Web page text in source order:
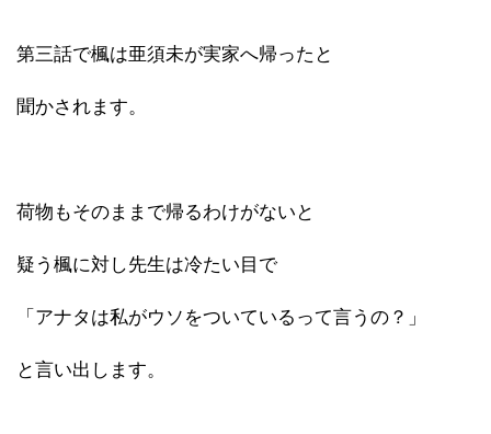
第三話で楓は亜須未が実家へ帰ったと
聞かされます。
荷物もそのままで帰るわけがないと
疑う楓に対し先生は冷たい目で
「アナタは私がウソをついているって言うの？」
と言い出します。